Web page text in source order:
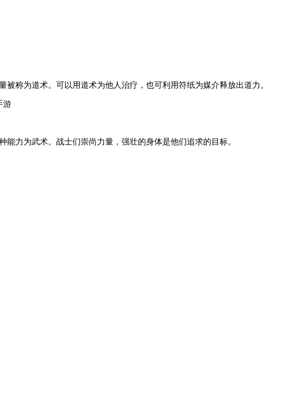
称为道术。可以用道术为他人治疗，也可利用符纸为媒介释放出道力。
力为武术。战士们崇尚力量，强壮的身体是他们追求的目标。